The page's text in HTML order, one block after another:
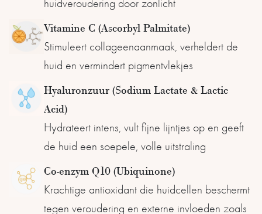
huidveroudering door zonlicht
Vitamine C (Ascorbyl Palmitate)
Stimuleert collageenaanmaak, verheldert de
huid en vermindert pigmentvlekjes
Hyaluronzuur (Sodium Lactate & Lactic
Acid)
Hydrateert intens, vult fijne lijntjes op en geeft
de huid een soepele, volle uitstraling
Co-enzym Q10 (Ubiquinone)
Krachtige antioxidant die huidcellen beschermt
tegen veroudering en externe invloeden zoals